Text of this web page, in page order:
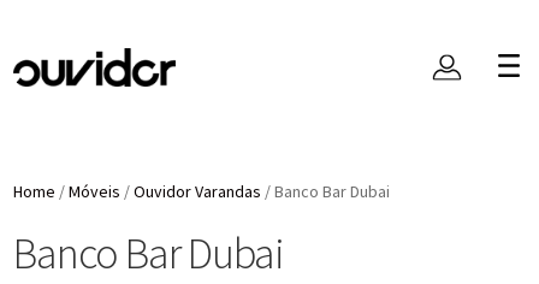
Home /Móveis /Ouvidor Varandas /Banco Bar Dubai
Banco Bar Dubai